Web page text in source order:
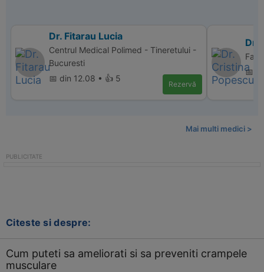
Dr. Fitarau Lucia
Centrul Medical Polimed - Tineretului -
Bucuresti
📅 din 12.08 • 👍 5
Rezervă
Dr.
📅
Mai multi medici >
Citeste si despre:
Cum puteti sa ameliorati si sa preveniti crampele
musculare